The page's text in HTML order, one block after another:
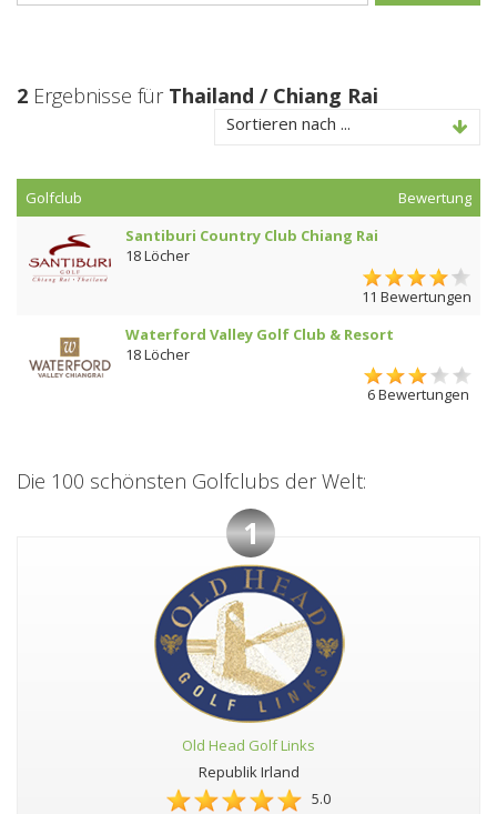
2 Ergebnisse für Thailand / Chiang Rai
Sortieren nach ...
Golfclub
Bewertung
Santiburi Country Club Chiang Rai
18 Löcher
11 Bewertungen
Waterford Valley Golf Club & Resort
18 Löcher
6 Bewertungen
Die 100 schönsten Golfclubs der Welt:
1
Old Head Golf Links
Republik Irland
5.0